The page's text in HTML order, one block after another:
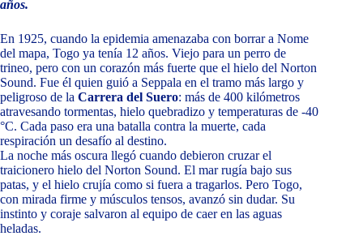
años.
En 1925, cuando la epidemia amenazaba con borrar a Nome
del mapa, Togo ya tenía 12 años. Viejo para un perro de
trineo, pero con un corazón más fuerte que el hielo del Norton
Sound. Fue él quien guió a Seppala en el tramo más largo y
peligroso de la Carrera del Suero: más de 400 kilómetros
atravesando tormentas, hielo quebradizo y temperaturas de -40
°C. Cada paso era una batalla contra la muerte, cada
respiración un desafío al destino.
La noche más oscura llegó cuando debieron cruzar el
traicionero hielo del Norton Sound. El mar rugía bajo sus
patas, y el hielo crujía como si fuera a tragarlos. Pero Togo,
con mirada firme y músculos tensos, avanzó sin dudar. Su
instinto y coraje salvaron al equipo de caer en las aguas
heladas.